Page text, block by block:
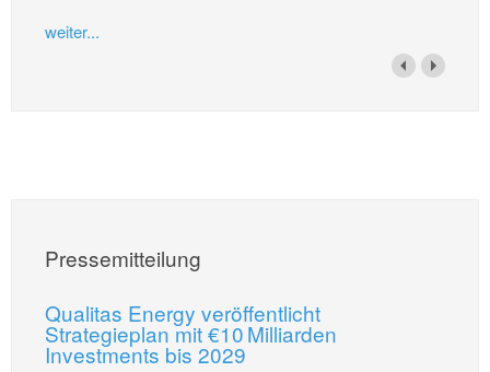
weiter...
Pressemitteilung
Qualitas Energy veröffentlicht
Strategieplan mit €10 Milliarden
Investments bis 2029